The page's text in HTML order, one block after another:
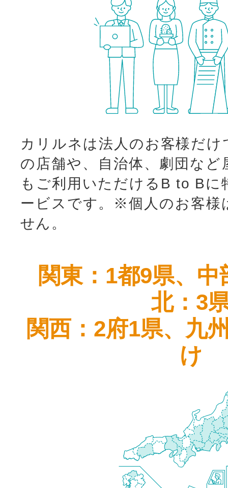
カリルネは法人のお客様だ
の店舗や、自治体、劇団な
もご利用いただけるB to Bに
ービスです。
※個人のお客様
せん。
関東：1都9県、
北：3
関西：2府1県、九
け